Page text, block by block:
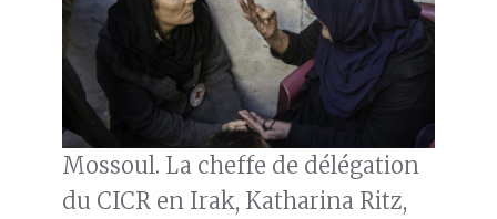
Mossoul. La cheffe de délégation
du CICR en Irak, Katharina Ritz,